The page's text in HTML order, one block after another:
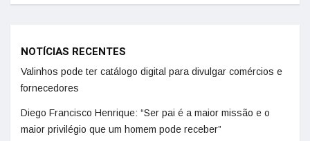
NOTÍCIAS RECENTES
Valinhos pode ter catálogo digital para divulgar comércios e
fornecedores
Diego Francisco Henrique: “Ser pai é a maior missão e o
maior privilégio que um homem pode receber”